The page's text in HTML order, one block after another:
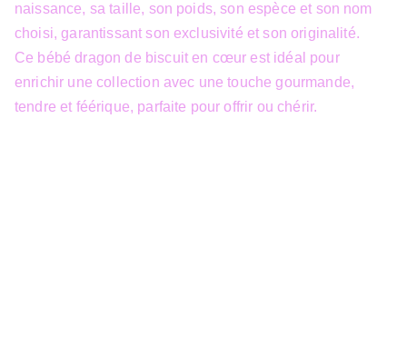
naissance, sa taille, son poids, son espèce et son nom
choisi, garantissant son exclusivité et son originalité.
Ce bébé dragon de biscuit en cœur est idéal pour
enrichir une collection avec une touche gourmande,
tendre et féérique, parfaite pour offrir ou chérir.